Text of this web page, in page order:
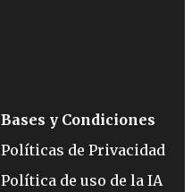
Bases y Condiciones
Políticas de Privacidad
Política de uso de la IA